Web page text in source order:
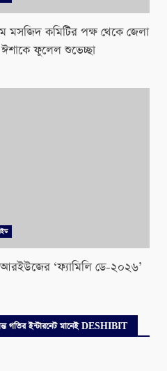
কমিটির পক্ষ থেকে জেলা
ফুলেল শুভেচ্ছা
‘ফ্যামিলি ডে-২০২৬’
গতির ইন্টারনেট মানেই DESHIBIT